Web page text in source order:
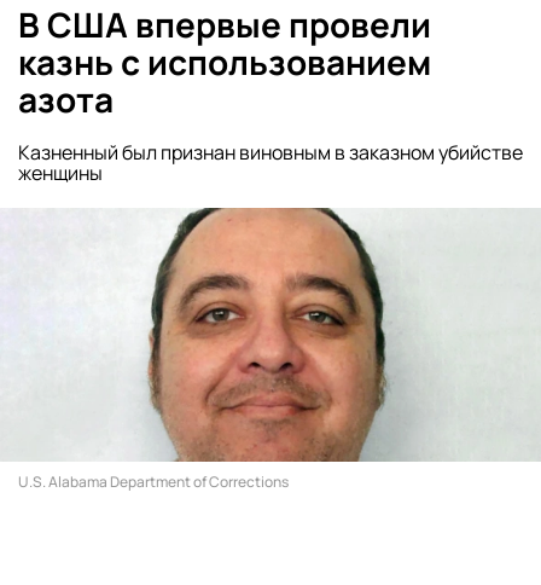
В США впервые провели
казнь с использованием
азота
Казненный был признан виновным в заказном убийстве
женщины
U.S. Alabama Department of Corrections